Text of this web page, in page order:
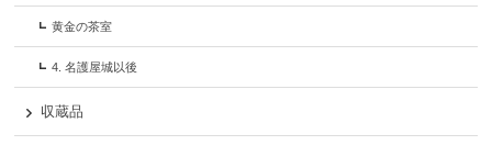
黄金の茶室
4. 名護屋城以後
収蔵品